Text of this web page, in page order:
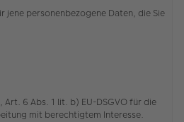
jene personenbezogene Daten, die Sie
6 Abs. 1 lit. b) EU-DSGVO für die
mit berechtigtem Interesse.